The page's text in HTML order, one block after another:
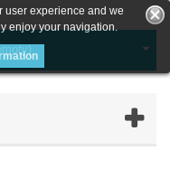
user experience and we
enjoy your navigation.